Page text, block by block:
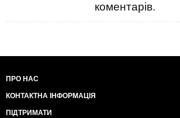
коментарів.
ПРО НАС
КОНТАКТНА ІНФОРМАЦІЯ
ПІДТРИМАТИ